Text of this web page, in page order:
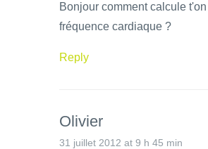
Bonjour comment calcule
fréquence cardiaque ?
Reply
Olivier
31 juillet 2012 at 9 h 45 min